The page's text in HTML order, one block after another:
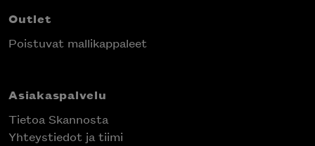
Outlet
Poistuvat mallikappaleet
Asiakaspalvelu
Tietoa Skannosta
Yhteystiedot ja tiimi